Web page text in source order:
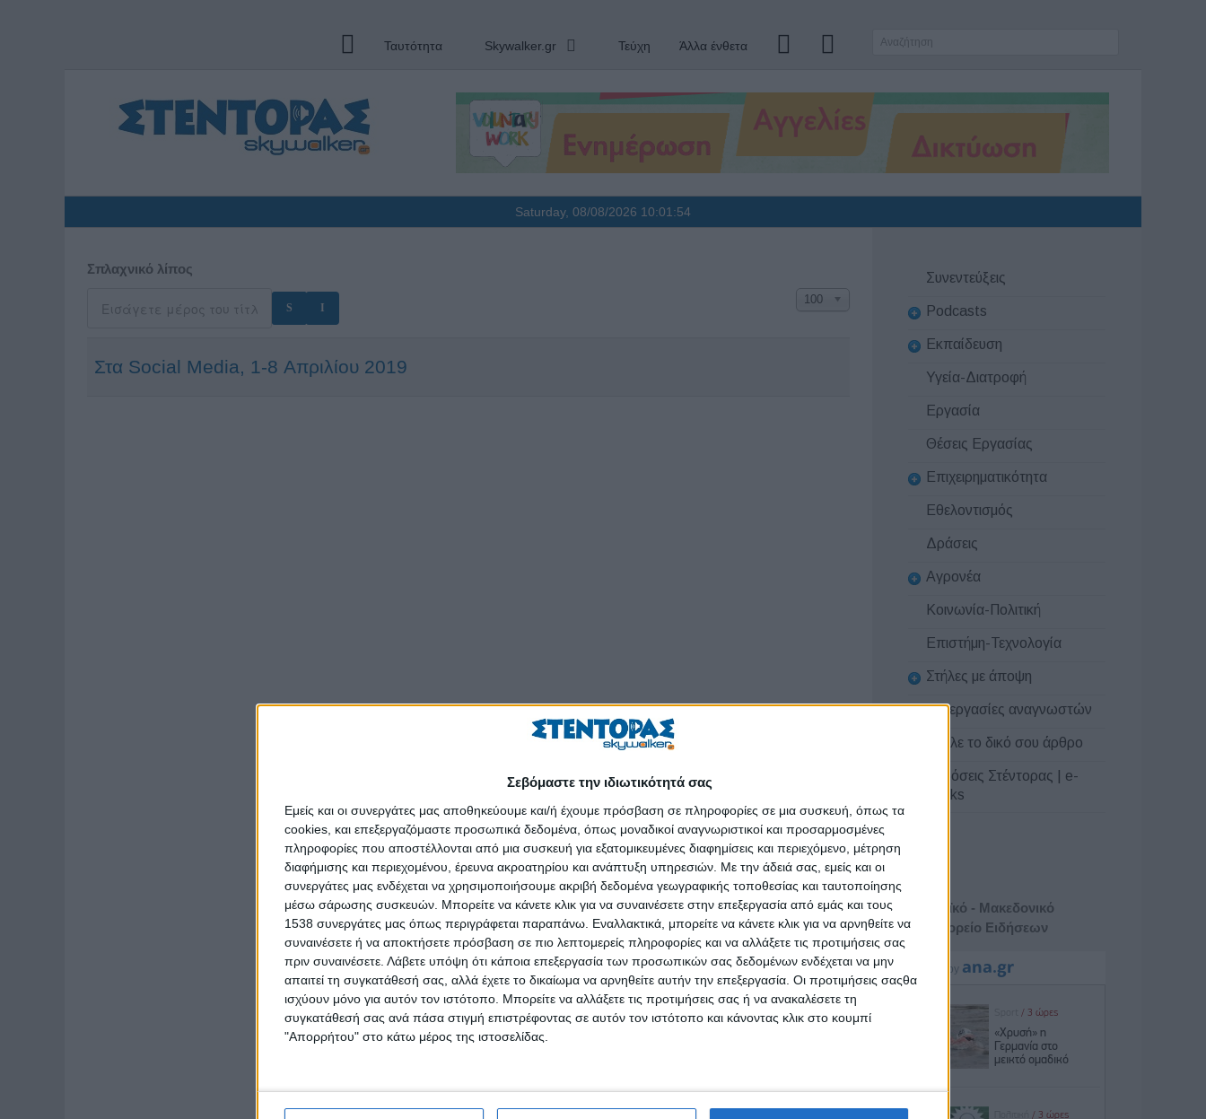
Σεβόμαστε την ιδιωτικότητά σας
Εμείς και οι συνεργάτες μας αποθηκεύουμε και/ή έχουμε πρόσβαση σε πληροφορίες σε μια συσκευή, όπως τα
cookies, και επεξεργαζόμαστε προσωπικά δεδομένα, όπως μοναδικοί αναγνωριστικοί και προσαρμοσμένες
πληροφορίες που αποστέλλονται από μια συσκευή για εξατομικευμένες διαφημίσεις και περιεχόμενο, μέτρηση
διαφήμισης και περιεχομένου, έρευνα ακροατηρίου και ανάπτυξη υπηρεσιών. Με την άδειά σας, εμείς και οι
συνεργάτες μας ενδέχεται να χρησιμοποιήσουμε ακριβή δεδομένα γεωγραφικής τοποθεσίας και ταυτοποίησης
μέσω σάρωσης συσκευών. Μπορείτε να κάνετε κλικ για να συναινέσετε στην επεξεργασία από εμάς και τους
1538 συνεργάτες μας όπως περιγράφεται παραπάνω. Εναλλακτικά, μπορείτε να κάνετε κλικ για να αρνηθείτε να
συναινέσετε ή να αποκτήσετε πρόσβαση σε πιο λεπτομερείς πληροφορίες και να αλλάξετε τις προτιμήσεις σας
πριν συναινέσετε. Λάβετε υπόψη ότι κάποια επεξεργασία των προσωπικών σας δεδομένων ενδέχεται να μην
απαιτεί τη συγκατάθεσή σας, αλλά έχετε το δικαίωμα να αρνηθείτε αυτήν την επεξεργασία. Οι προτιμήσεις σαςθα
ισχύουν μόνο για αυτόν τον ιστότοπο. Μπορείτε να αλλάξετε τις προτιμήσεις σας ή να ανακαλέσετε τη
συγκατάθεσή σας ανά πάσα στιγμή επιστρέφοντας σε αυτόν τον ιστότοπο και κάνοντας κλικ στο κουμπί
"Απορρήτου" στο κάτω μέρος της ιστοσελίδας.
Ταυτότητα Skywalker.gr Τεύχη Άλλα ένθετα
Saturday, 08/08/2026 10:01:55
Σπλαχνικό λίπος
100
Στα Social Media, 1-8 Απριλίου 2019
Συνεντεύξεις
Podcasts
Εκπαίδευση
Υγεία-Διατροφή
Εργασία
Θέσεις Εργασίας
Επιχειρηματικότητα
Εθελοντισμός
Δράσεις
Αγρονέα
Κοινωνία-Πολιτική
Επιστήμη-Τεχνολογία
Στήλες με άποψη
Συνεργασίες αναγνωστών
Στείλε το δικό σου άρθρο
Εκδόσεις Στέντορας | e-
books
Αθηναϊκό - Μακεδονικό
Πρακτορείο Ειδήσεων